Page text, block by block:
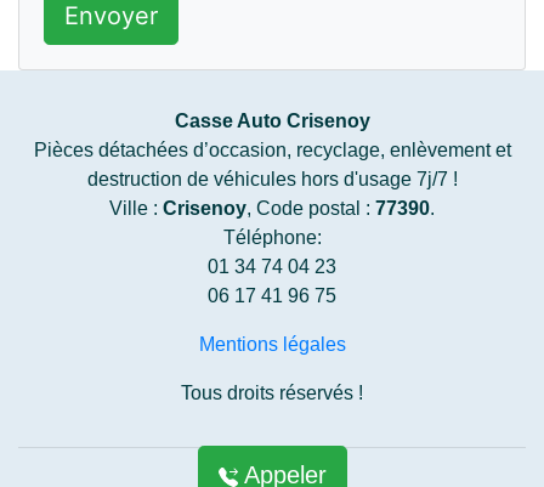
Envoyer
Casse Auto Crisenoy
Pièces détachées d’occasion, recyclage, enlèvement et
destruction de véhicules hors d'usage 7j/7 !
Ville : Crisenoy, Code postal : 77390.
Téléphone:
01 34 74 04 23
06 17 41 96 75
Mentions légales
Tous droits réservés !
Appeler